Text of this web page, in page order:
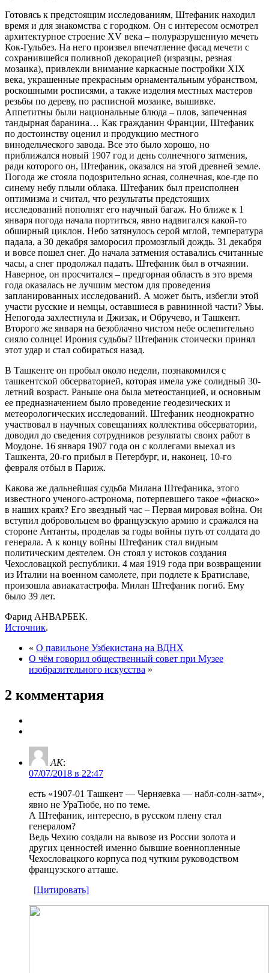
Готовясь к предстоящим исследованиям, Штефаник находил
время и для знакомства с городком. Он с интересом осмотрел
архитектурное строение XV века – полуразрушенную мечеть
Кок-Гульбез. На него произвел впечатление фасад мечети с
сохранившейся поливной декорацией (изразцы, резная
мозаика), привлекли внимание каркасные постройки XIX
века, украшенные прекрасным орнаментальным убранством,
роскошными росписями, а также изделия местных мастеров
резьбы по дереву, по расписной мозаике, вышивке.
Аппетитны были национальные блюда – плов, запеченная
тандырная баранина… Как гражданин Франции, Штефаник
по достоинству оценил и продукцию местного
винодельческого завода. Все это было хорошо, но
приближался новый 1907 год и день солнечного затмения,
ради которого он, Штефаник, оказался на этой древней земле.
Погода же стояла подозрительно ясная, солнечная, кое-где по
синему небу плыли облака. Штефаник был преисполнен
оптимизма и считал, что результаты предстоящих
исследований пополнят его научный багаж. Но ближе к 1
января погода начала портиться, явно надвигался какой-то
обширный циклон. Небо затянулось серой мглой, температура
падала, а 30 декабря заморосил промозглый дождь. 31 декабря
и вовсе пошел снег. До начала затмения оставались считанные
часы, а снег продолжал падать. Штефаник был в отчаянии.
Наверное, он просчитался – предгорная область в это время
года оказалась не лучшим местом для проведения
запланированных исследований. А может быть, избегли этой
участи русские и немцы, оставшиеся в равнинной части? Увы.
Непогода захлестнула и Джизак, и Обручево, и Ташкент.
Второго же января на безоблачно чистом небе ослепительно
сияло солнце! Ирония судьбы? Штефаник стоически принял
этот удар и стал собираться назад.
В Ташкенте он пробыл около недели, познакомился с
ташкентской обсерваторией, которая имела уже солидный 30-
летний возраст. Раньше она была метеостанцией, и основным
ее предназначением было проведение геодезических и
метеорологических исследований. Штефаник неоднократно
участвовал в научных совещаниях коллектива обсерватории,
доводил до сведения сотрудников результаты своих работ в
Моудоне. 16 января 1907 года он с коллегами выехал из
Ташкента, 20-го прибыл в Петербург, и, наконец, 10-го
февраля отбыл в Париж.
Какова же дальнейшая судьба Милана Штефаника, этого
известного ученого-астронома, потерпевшего такое «фиаско»
в наших краях? Его звездный час – Первая мировая война. Он
вступил добровольцем во французскую армию и сражался на
стороне Антанты, проделав за годы войны путь от солдата до
генерала. А к концу войны Штефаник стал видным
политическим деятелем. Он стоял у истоков создания
Чехословацкой республики. 4 мая 1919 года при возвращении
из Италии на военном самолете, при подлете к Братиславе,
произошла авиакатастрофа. Милан Штефаник погиб. Ему
было 39 лет.
Фарид АНВАРБЕК.
Источник.
« О павильоне Узбекистана на ВДНХ
О чём говорил общественный совет при Музее
изобразительного искусства »
2 комментария
AK:
07/07/2018 в 22:47
есть «1907-01 Ташкент — Черняевка — набл-солн-затм»,
явно не УраТюбе, но по теме.
А Штефаник, интересно, в русском плену стал
генералом?
Ведь Чехию создали на вывозе из России золота и
других ценностей именно бывшие военнопленные
Чехословацкого корпуса под чутким руководством
французского атташе.
[Цитировать]